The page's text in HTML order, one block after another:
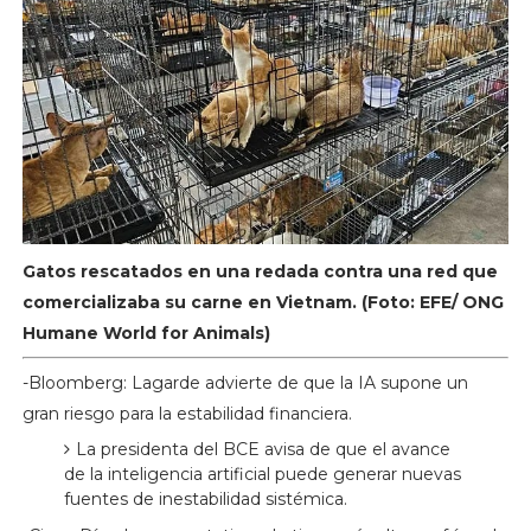
Gatos rescatados en una redada contra una red que
comercializaba su carne en Vietnam. (Foto: EFE/ ONG
Humane World for Animals)
-Bloomberg: Lagarde advierte de que la IA supone un
gran riesgo para la estabilidad financiera.
La presidenta del BCE avisa de que el avance
de la inteligencia artificial puede generar nuevas
fuentes de inestabilidad sistémica.